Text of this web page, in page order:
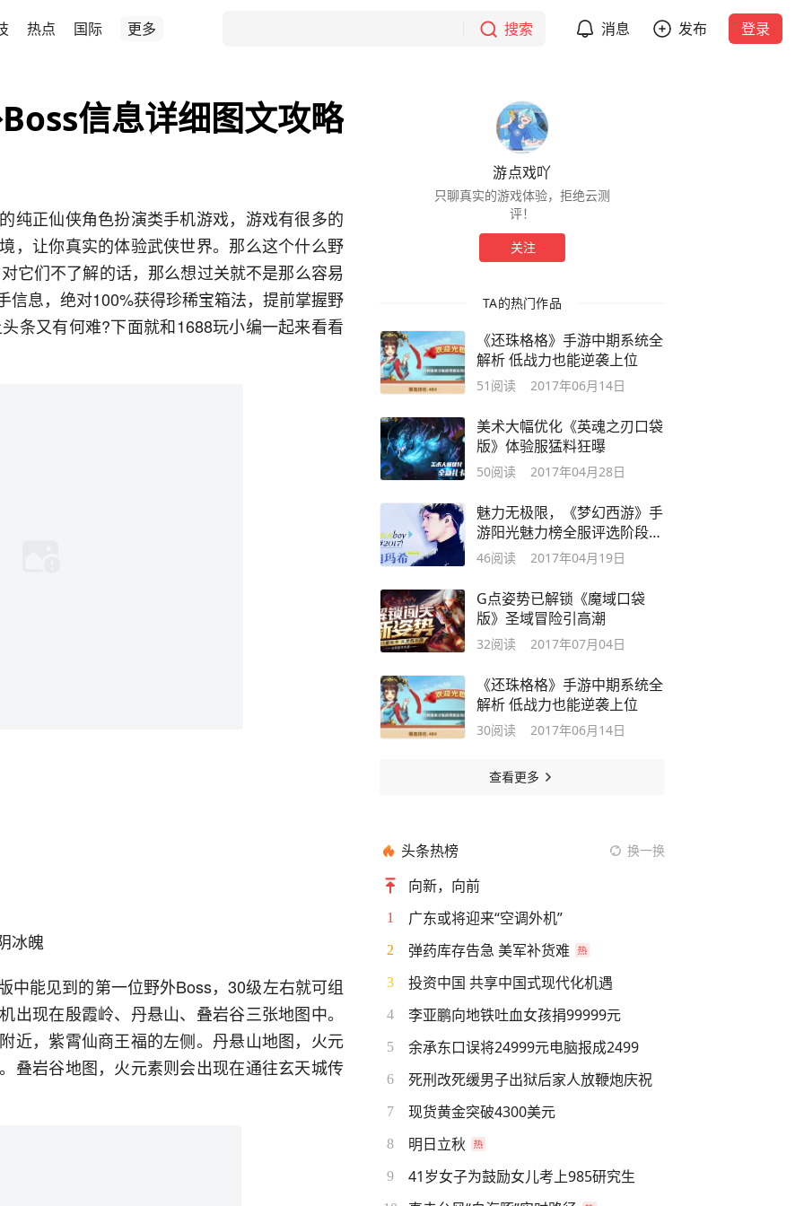
热点 国际 更多 搜索 消息 发布 登录
信息详细图文攻略
纯正仙侠角色扮演类手机游戏，游戏有很多的
，让你真实的体验武侠世界。那么这个什么野
它们不了解的话，那么想过关就不是那么容易
信息，绝对100%获得珍稀宝箱法，提前掌握野
条又有何难?下面就和1688玩小编一起来看看
冰魄
中能见到的第一位野外Boss，30级左右就可组
出现在殷霞岭、丹悬山、叠岩谷三张地图中。
近，紫霄仙商王福的左侧。丹悬山地图，火元
叠岩谷地图，火元素则会出现在通往玄天城传
游点戏吖
只聊真实的游戏体验，拒绝云测
评！
关注
TA的热门作品
《还珠格格》手游中期系统全
解析 低战力也能逆袭上位
51 阅读 2017年06月14日
美术大幅优化《英魂之刃口袋
版》体验服猛料狂曝
50阅读 2017年04月28日
魅力无极限，《梦幻西游》手
游阳光魅力榜全服评选阶段开
启
46阅读 2017年04月19日
G点姿势已解锁《魔域口袋
版》圣域冒险引高潮
32阅读 2017年07月04日
《还珠格格》手游中期系统全
解析 低战力也能逆袭上位
30阅读 2017年06月14日
查看更多
头条热榜 换一换
向新，向前
1 广东或将迎来“空调外机”
2 弹药库存告急 美军补货难
3 投资中国 共享中国式现代化机遇
4 李亚鹏向地铁吐血女孩捐99999元
5 余承东口误将24999元电脑报成2499
6 死刑改死缓男子出狱后家人放鞭炮庆祝
7 现货黄金突破4300美元
8 明日立秋
9 41岁女子为鼓励女儿考上985研究生